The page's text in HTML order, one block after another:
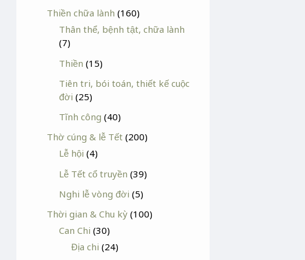
Thiền chữa lành (160)
Thân thể, bệnh tật, chữa lành
(7)
Thiền (15)
Tiên tri, bói toán, thiết kế cuộc
đời (25)
Tĩnh công (40)
Thờ cúng & lễ Tết (200)
Lễ hội (4)
Lễ Tết cổ truyền (39)
Nghi lễ vòng đời (5)
Thời gian & Chu kỳ (100)
Can Chi (30)
Địa chi (24)